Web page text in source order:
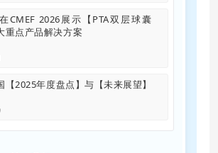
CMEF 2026展示【PTA双层球囊
重点产品解决方案
【2025年度盘点】与【未来展望】